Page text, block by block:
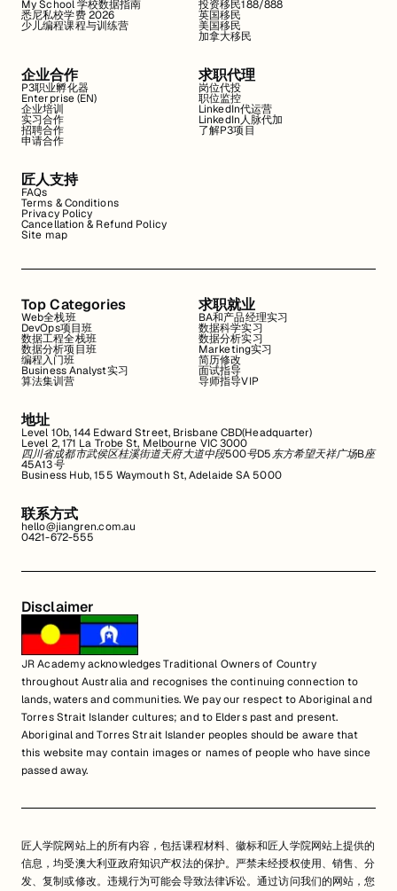
My School 学校数据指南
悉尼私校学费 2026
少儿编程课程与训练营
投资移民188/888
英国移民
美国移民
加拿大移民
企业合作
P3职业孵化器
Enterprise (EN)
企业培训
实习合作
招聘合作
申请合作
求职代理
岗位代投
职位监控
LinkedIn代运营
LinkedIn人脉代加
了解P3项目
匠人支持
FAQs
Terms & Conditions
Privacy Policy
Cancellation & Refund Policy
Site map
Top Categories
Web全栈班
DevOps项目班
数据工程全栈班
数据分析项目班
编程入门班
Business Analyst实习
算法集训营
求职就业
BA和产品经理实习
数据科学实习
数据分析实习
Marketing实习
简历修改
面试指导
导师指导VIP
地址
Level 10b, 144 Edward Street, Brisbane CBD(Headquarter)
Level 2, 171 La Trobe St, Melbourne VIC 3000
四川省成都市武侯区桂溪街道天府大道中段500号D5东方希望天祥广场B座
45A13号
Business Hub, 155 Waymouth St, Adelaide SA 5000
联系方式
hello@jiangren.com.au
0421-672-555
Disclaimer
JR Academy acknowledges Traditional Owners of Country
throughout Australia and recognises the continuing connection to
lands, waters and communities. We pay our respect to Aboriginal and
Torres Strait Islander cultures; and to Elders past and present.
Aboriginal and Torres Strait Islander peoples should be aware that
this website may contain images or names of people who have since
passed away.
匠人学院网站上的所有内容，包括课程材料、徽标和匠人学院网站上提供的
信息，均受澳大利亚政府知识产权法的保护。严禁未经授权使用、销售、分
发、复制或修改。违规行为可能会导致法律诉讼。通过访问我们的网站，您